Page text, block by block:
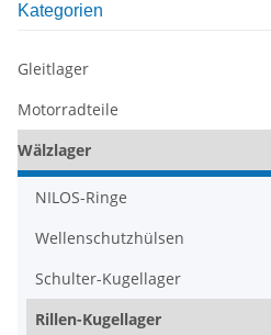
Kategorien
Gleitlager
Motorradteile
Wälzlager
NILOS-Ringe
Wellenschutzhülsen
Schulter-Kugellager
Rillen-Kugellager